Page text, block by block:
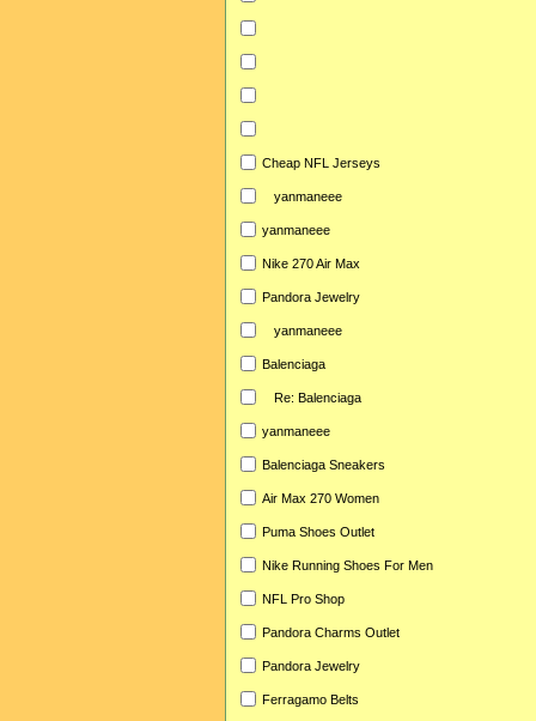
Cheap NFL Jerseys
yanmaneee
yanmaneee
Nike 270 Air Max
Pandora Jewelry
yanmaneee
Balenciaga
Re: Balenciaga
yanmaneee
Balenciaga Sneakers
Air Max 270 Women
Puma Shoes Outlet
Nike Running Shoes For Men
NFL Pro Shop
Pandora Charms Outlet
Pandora Jewelry
Ferragamo Belts